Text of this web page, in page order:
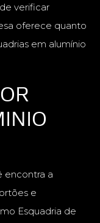
verificar
oferece quanto
em alumínio
encontra a
e
Esquadria de